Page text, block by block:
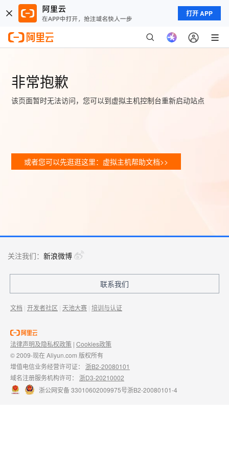
打开 APP
非常抱歉
该页面暂时无法访问，您可以到虚拟主机控制台重新启动站点
或者您可以先逛逛这里：虚拟主机帮助文档>>